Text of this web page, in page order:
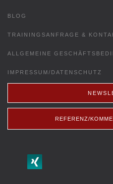
BLOG
TRAININGSANFRAGE &
ALLGEMEINE
IMPRESSUM/DATENSCHUTZ
REFERENZ/